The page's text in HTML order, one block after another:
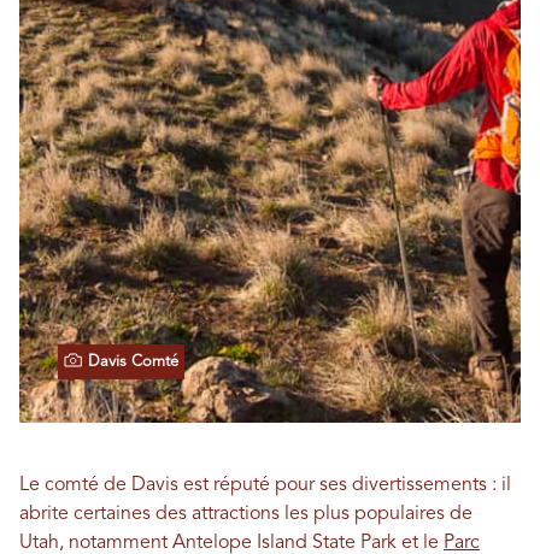
Davis Comté
Le comté de Davis est réputé pour ses divertissements : il
abrite certaines des attractions les plus populaires de
Utah, notamment Antelope Island State Park et le Parc